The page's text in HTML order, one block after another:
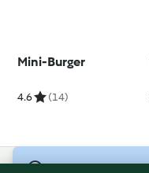
Mini-Burger
4.6 (14)